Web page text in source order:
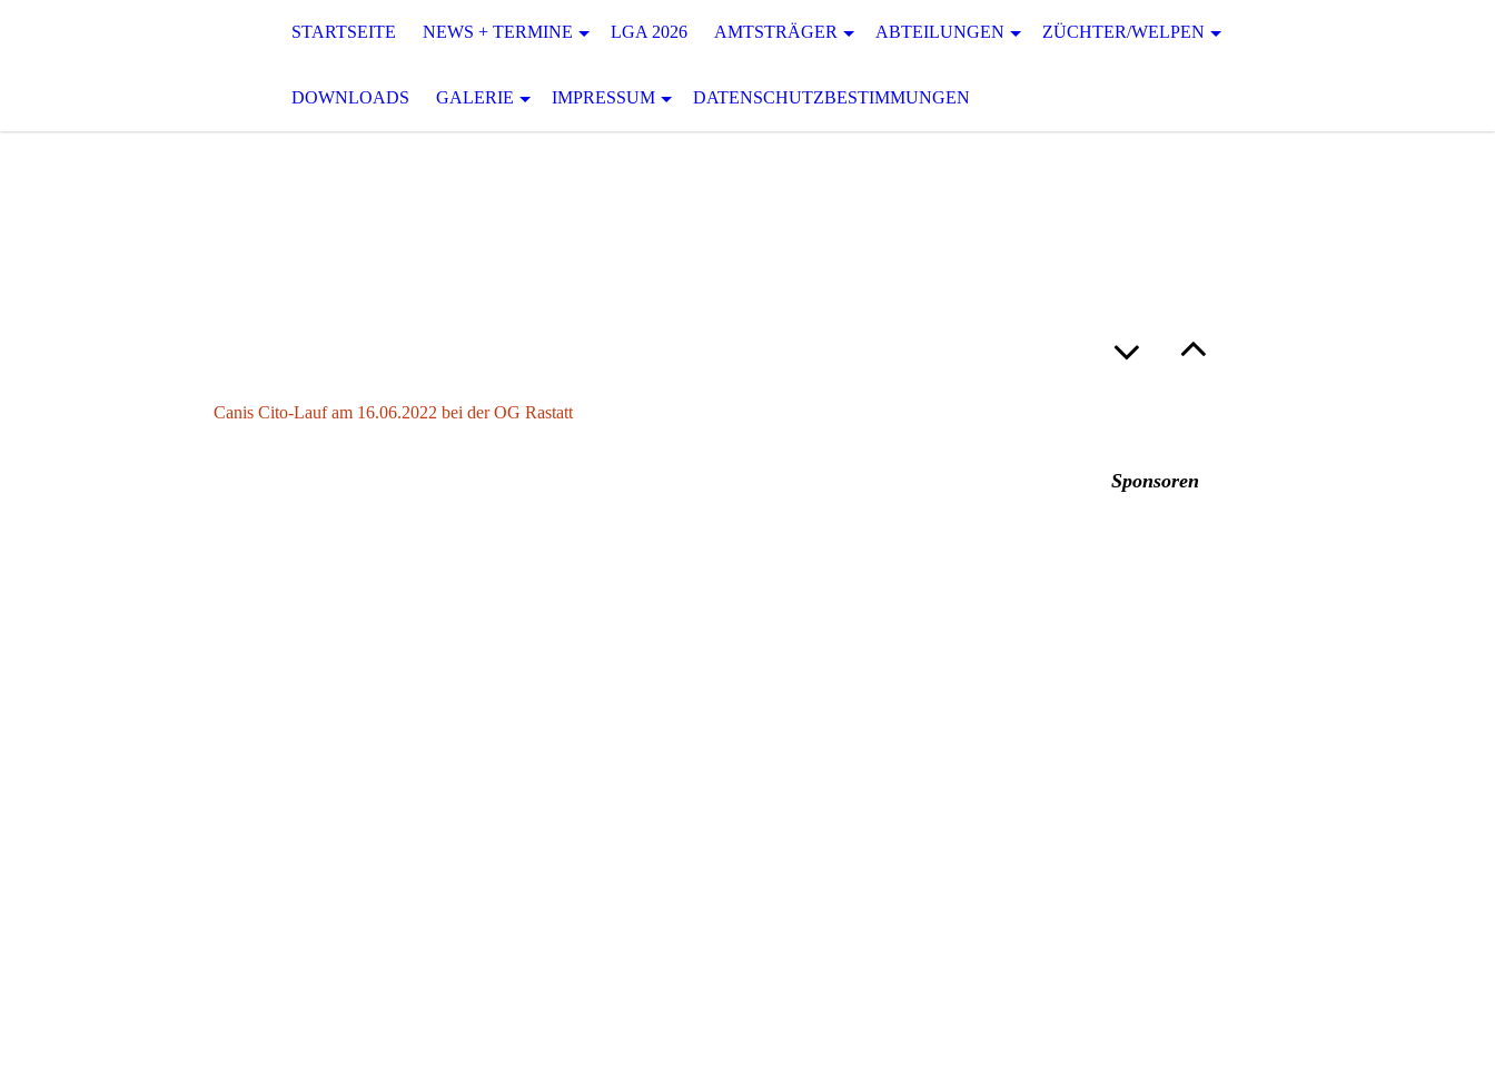
STARTSEITE NEWS + TERMINE LGA 2026 AMTSTRÄGER ABTEILUNGEN ZÜCHTER/WELPEN
DOWNLOADS GALERIE IMPRESSUM DATENSCHUTZBESTIMMUNGEN
Canis Cito-Lauf am 16.06.2022 bei der OG Rastatt
Sponsoren